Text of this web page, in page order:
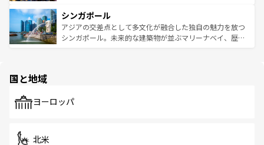
参照してほしい。
激する。気候は一年中温暖で、どの季節にも異なる楽しみ
が待っている。親しみやすいタイの人々、仏教を中心とし
た文化、そして多様な観光資源が、訪れる旅人を魅了し続
み、どこを訪れても感動するはず。観光スポットが密集し
ており、効率よく見どころを回れるのも魅力。息をのむよ
うな絶景から文化的な体験まで、香港を存分に楽しみ尽く
シンガポール
アジアの交差点として多文化が融合した独自の魅力を放つ
シンガポール。未来的な建築物が並ぶマリーナベイ、歴史
で、ホーカーズは地元の風情を楽しめる外せないスポット
国と地域
ヨーロッパ
北米